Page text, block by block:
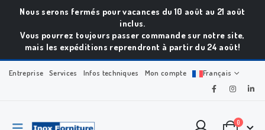
Nous serons fermés pour vacances du 10 août au 21 août
inclus.
Vous pourrez toujours passer commande sur notre site,
mais les expéditions reprendront à partir du 24 août!
Entreprise Services Infos techniques Mon compte Français
0